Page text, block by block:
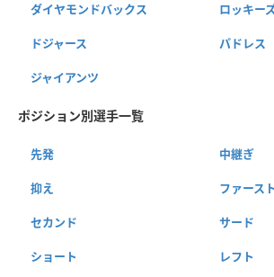
ダイヤモンドバックス ロッキー
ドジャース パドレス
ジャイアンツ
ポジション別選手一覧
先発 中継ぎ
抑え ファースト
セカンド サード
ショート レフト